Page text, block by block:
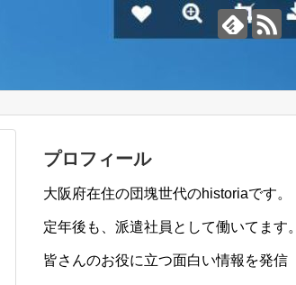
プロフィール
大阪府在住の団塊世代のhistoriaです。
定年後も、派遣社員として働いてます。
皆さんのお役に立つ面白い情報を発信